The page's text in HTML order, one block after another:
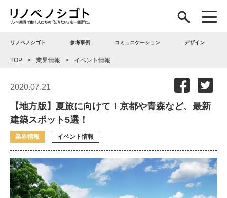
リノベノシゴト 参考事例 コミュニケーション デザイン
TOP 業界情報 イベント情報
2020.07.21
【地方版】夏旅に向けて！京都や青森など、最新
建築スポット5選！
業界情報 イベント情報